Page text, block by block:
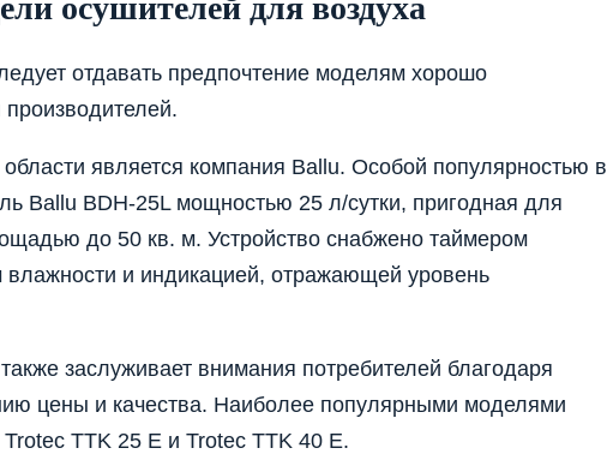
отдавать предпочтение моделям хорошо
является компания Ballu. Особой популярностью в
Ballu BDH-25L мощностью 25 л/сутки, пригодная для
до 50 кв. м. Устройство снабжено таймером
влажности и индикацией, отражающей уровень
заслуживает внимания потребителей благодаря
цены и качества. Наиболее популярными моделями
TTK 25 E и Trotec TTK 40 E.